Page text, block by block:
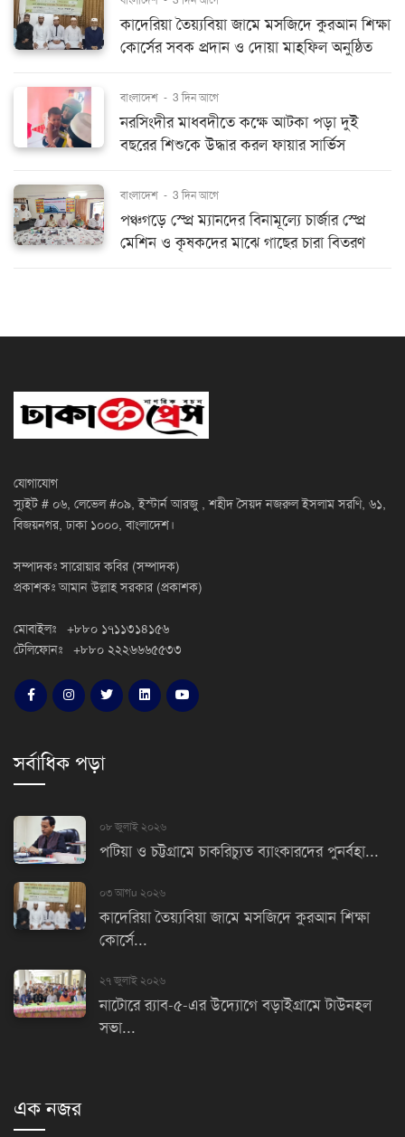
কাদেরিয়া তৈয়্যবিয়া জামে মসজিদে কুরআন শিক্ষা
কোর্সের সবক প্রদান ও দোয়া মাহফিল অনুষ্ঠিত
বাংলাদেশ - 3 দিন আগে
নরসিংদীর মাধবদীতে কক্ষে আটকা পড়া দুই
বছরের শিশুকে উদ্ধার করল ফায়ার সার্ভিস
বাংলাদেশ - 3 দিন আগে
পঞ্চগড়ে স্প্রে ম্যানদের বিনামূল্যে চার্জার স্প্রে
মেশিন ও কৃষকদের মাঝে গাছের চারা বিতরণ
যোগাযোগ
স্যুইট # ০৬, লেভেল #০৯, ইস্টার্ন আরজু , শহীদ সৈয়দ নজরুল ইসলাম সরণি, ৬১,
বিজয়নগর, ঢাকা ১০০০, বাংলাদেশ।
সম্পাদকঃ সারোয়ার কবির (সম্পাদক)
প্রকাশকঃ আমান উল্লাহ সরকার (প্রকাশক)
মোবাইলঃ +৮৮০ ১৭১১৩১৪১৫৬
টেলিফোনঃ +৮৮০ ২২২৬৬৬৫৫৩৩
সর্বাধিক পড়া
০৮ জুলাই ২০২৬
পটিয়া ও চট্টগ্রামে চাকরিচ্যুত ব্যাংকারদের পুনর্বহা...
০৩ আগu ২০২৬
কাদেরিয়া তৈয়্যবিয়া জামে মসজিদে কুরআন শিক্ষা
কোর্সে...
২৭ জুলাই ২০২৬
নাটোরে র‌্যাব-৫-এর উদ্যোগে বড়াইগ্রামে টাউনহল
সভা...
এক নজর